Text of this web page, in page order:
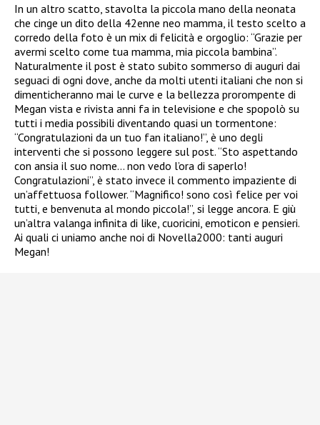
In un altro scatto, stavolta la piccola mano della neonata
che cinge un dito della 42enne neo mamma, il testo scelto a
corredo della foto è un mix di felicità e orgoglio: “Grazie per
avermi scelto come tua mamma, mia piccola bambina”.
Naturalmente il post è stato subito sommerso di auguri dai
seguaci di ogni dove, anche da molti utenti italiani che non si
dimenticheranno mai le curve e la bellezza prorompente di
Megan vista e rivista anni fa in televisione e che spopolò su
tutti i media possibili diventando quasi un tormentone:
“Congratulazioni da un tuo fan italiano!”, è uno degli
interventi che si possono leggere sul post. “Sto aspettando
con ansia il suo nome… non vedo l’ora di saperlo!
Congratulazioni”, è stato invece il commento impaziente di
un’affettuosa follower. “Magnifico! sono così felice per voi
tutti, e benvenuta al mondo piccola!”, si legge ancora. E giù
un’altra valanga infinita di like, cuoricini, emoticon e pensieri.
Ai quali ci uniamo anche noi di Novella2000: tanti auguri
Megan!